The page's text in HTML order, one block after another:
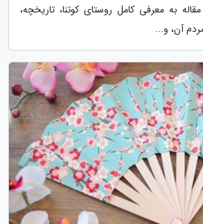
به معرفی کامل روستای کوتنا، تاریخچه،
آن، و...